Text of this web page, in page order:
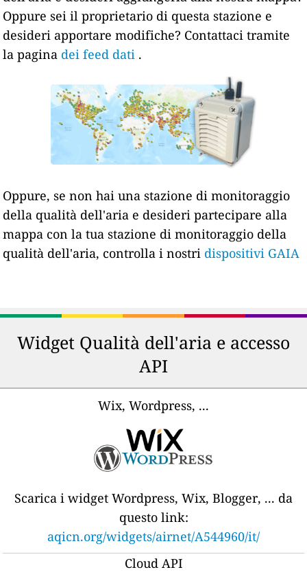
Oppure sei il proprietario di questa stazione e
desideri apportare modifiche? Contattaci tramite
la pagina dei feed dati .
Oppure, se non hai una stazione di monitoraggio
della qualità dell'aria e desideri partecipare alla
mappa con la tua stazione di monitoraggio della
qualità dell'aria, controlla i nostri dispositivi GAIA
Widget Qualità dell'aria e accesso
API
Wix, Wordpress, ...
Scarica i widget Wordpress, Wix, Blogger, ... da
questo link:
aqicn.org/widgets/airnet/A544960/it/
Cloud API